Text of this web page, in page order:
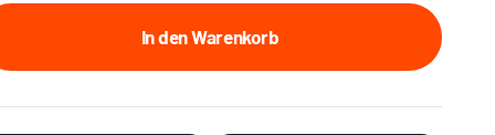
In den Warenkorb